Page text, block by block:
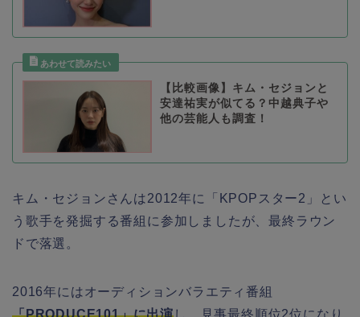
【比較画像】キム・セジョンと
安達祐実が似てる？中越典子や
他の芸能人も調査！
キム・セジョンさんは2012年に「KPOPスター2」とい
う歌手を発掘する番組に参加しましたが、最終ラウン
ドで落選。
2016年にはオーディションバラエティ番組